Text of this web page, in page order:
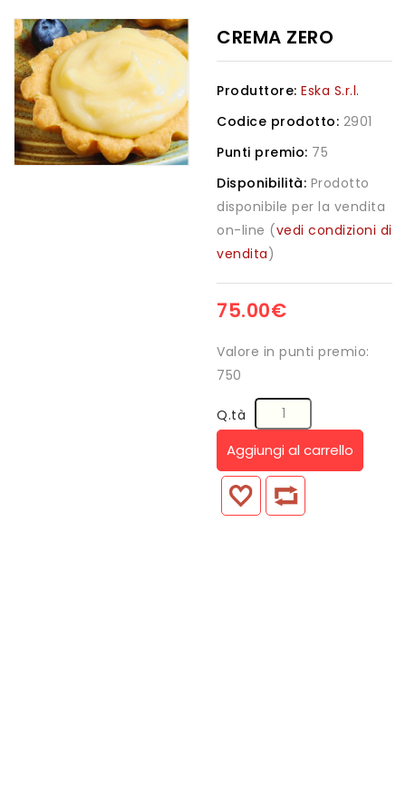
CREMA ZERO
Produttore: Eska S.r.l.
Codice prodotto: 2901
Punti premio: 75
Disponibilità: Prodotto
disponibile per la vendita
on-line (vedi condizioni di
vendita)
75.00€
Valore in punti premio:
750
Q.tà
Aggiungi al carrello